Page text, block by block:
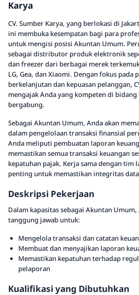
Karya
CV. Sumber Karya, yang berlokasi di
ini membuka kesempatan bagi para
untuk mengisi posisi Akuntan Umum.
sebagai distributor produk elektronik
dan freezer dari berbagai merek
LG, Gea, dan Xiaomi. Dengan fokus pada
berkelanjutan dan kepuasan pelanggan,
mengajak Anda yang kompeten di
bergabung.
Sebagai Akuntan Umum, Anda akan
dalam pengelolaan transaksi finansial
Anda meliputi pembuatan laporan
memastikan semua transaksi keuangan
kepatuhan pajak. Kerja sama dengan tim
penting untuk memastikan integritas
Deskripsi Pekerjaan
Dalam kapasitas sebagai Akuntan
tanggung jawab untuk:
Mengelola transaksi dan catatan
Membuat dan menyajikan laporan
Memastikan kepatuhan terhadap
pelaporan
Kualifikasi yang Dibutuhkan